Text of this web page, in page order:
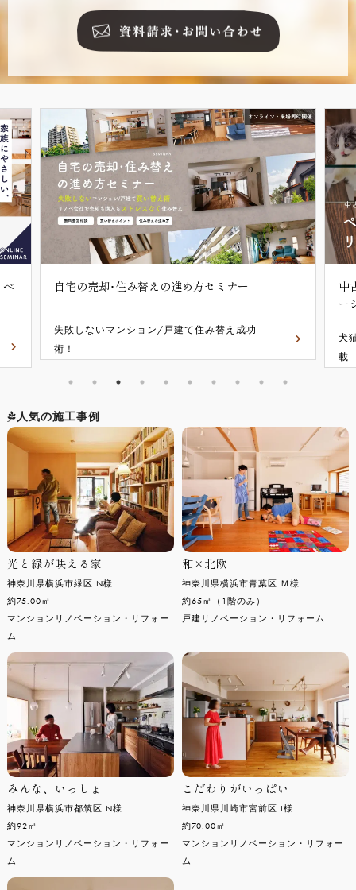
自宅の売却･住み替えの進め方セミナー
失敗しないマンション/戸建て住み替え成功
術！
中
ー
犬
載
人気の施工事例
光と緑が映える家
神奈川県横浜市緑区 N様
約75.00㎡
マンションリノベーション・リフォー
ム
和×北欧
神奈川県横浜市青葉区 Ｍ様
約65㎡（1階のみ）
戸建リノベーション・リフォーム
みんな、いっしょ
神奈川県横浜市都筑区 N様
約92㎡
マンションリノベーション・リフォー
ム
こだわりがいっぱい
神奈川県川崎市宮前区 I様
約70.00㎡
マンションリノベーション・リフォー
ム